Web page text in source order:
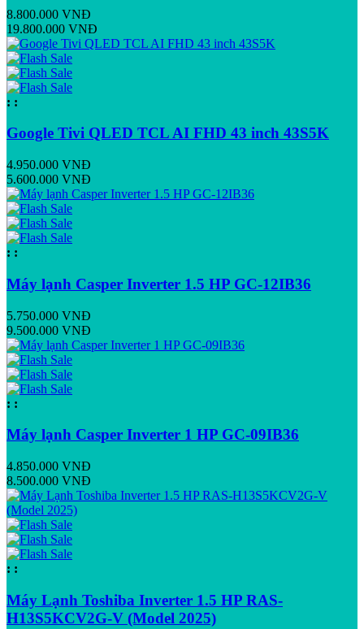
8.800.000 VNĐ
19.800.000 VNĐ
: :
Google Tivi QLED TCL AI FHD 43 inch 43S5K
4.950.000 VNĐ
5.600.000 VNĐ
: :
Máy lạnh Casper Inverter 1.5 HP GC-12IB36
5.750.000 VNĐ
9.500.000 VNĐ
: :
Máy lạnh Casper Inverter 1 HP GC-09IB36
4.850.000 VNĐ
8.500.000 VNĐ
: :
Máy Lạnh Toshiba Inverter 1.5 HP RAS-
H13S5KCV2G-V (Model 2025)